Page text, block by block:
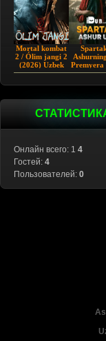
Mortal kombat
2 / Ólim jangi 2
(2026) Uzbek
tilida
Premyera
Barcha
Онлайн всего: 1 4
Гостей: 4
Пользователей: 0